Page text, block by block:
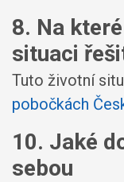
8. Na
situaci
Tuto životní
pobočkách
10. Jaké
sebou